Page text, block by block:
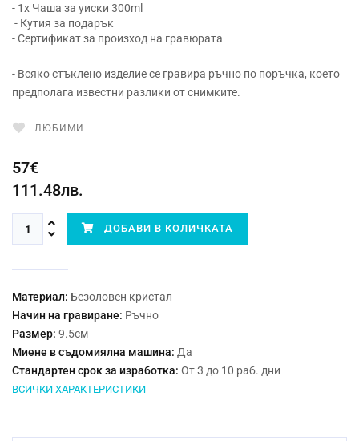
- 1x Чаша за уиски 300ml
- Кутия за подарък
- Сертификат за произход на гравюрата
- Всяко стъклено изделие се гравира ръчно по поръчка, което
предполага известни разлики от снимките.
ЛЮБИМИ
57€
111.48лв.
ДОБАВИ В КОЛИЧКАТА
Материал: Безоловен кристал
Начин на гравиране: Ръчно
Размер: 9.5см
Миене в съдомиялна машина: Да
Стандартен срок за изработка: От 3 до 10 раб. дни
ВСИЧКИ ХАРАКТЕРИСТИКИ